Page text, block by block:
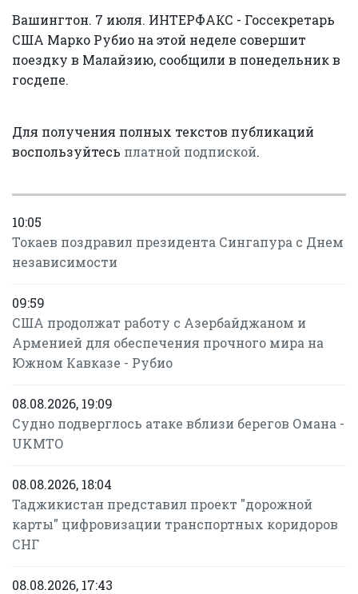
Вашингтон. 7 июля. ИНТЕРФАКС - Госсекретарь
США Марко Рубио на этой неделе совершит
поездку в Малайзию, сообщили в понедельник в
госдепе.
Для получения полных текстов публикаций
воспользуйтесь платной подпиской.
10:05
Токаев поздравил президента Сингапура с Днем
независимости
09:59
США продолжат работу с Азербайджаном и
Арменией для обеспечения прочного мира на
Южном Кавказе - Рубио
08.08.2026, 19:09
Судно подверглось атаке вблизи берегов Омана -
UKMTO
08.08.2026, 18:04
Таджикистан представил проект "дорожной
карты" цифровизации транспортных коридоров
СНГ
08.08.2026, 17:43